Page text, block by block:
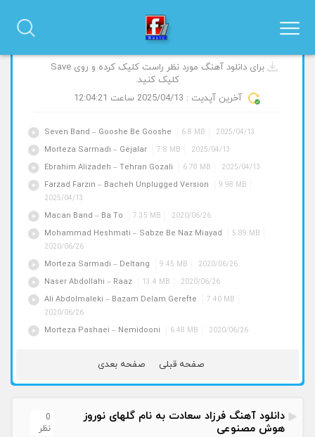
آهنگ های جدید و پیشنهادی
برای دانلود آهنگ مورد نظر راست کلیک کرده و روی Save
کلیک کنید.
آخرین آپدیت : 2025/04/13 ساعت 12:04:21
Seven Band – Gooshe Be Gooshe 6.8 MB 2025/04/13
Morteza Sarmadi – Gejalar 7.8 MB 2025/04/13
Ebrahim Alizadeh – Tehran Gozali 6.78 MB 2025/04/13
Farzad Farzin – Bacheh Unplugged Version
9.98 MB
2025/04/13
Macan Band – Ba To 7.35 MB 2020/06/26
Mohammad Heshmati – Sabze Be Naz Miayad
5.89 MB
2020/06/26
Morteza Sarmadi – Deltang 9.45 MB 2020/06/26
Naser Abdollahi – Raaz 13.4 MB 2020/06/26
Ali Abdolmaleki – Bazam Delam Gerefte
7.40 MB
2020/06/26
Morteza Pashaei – Nemidooni 6.48 MB 2020/06/26
صفحه بعدی صفحه قبلی
دانلود آهنگ فرزاد سعادت به نام گلهای نوروز
هوش مصنوعی
0
نظر